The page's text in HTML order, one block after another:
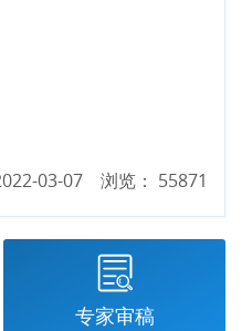
03-07 浏览： 55871
专家审稿